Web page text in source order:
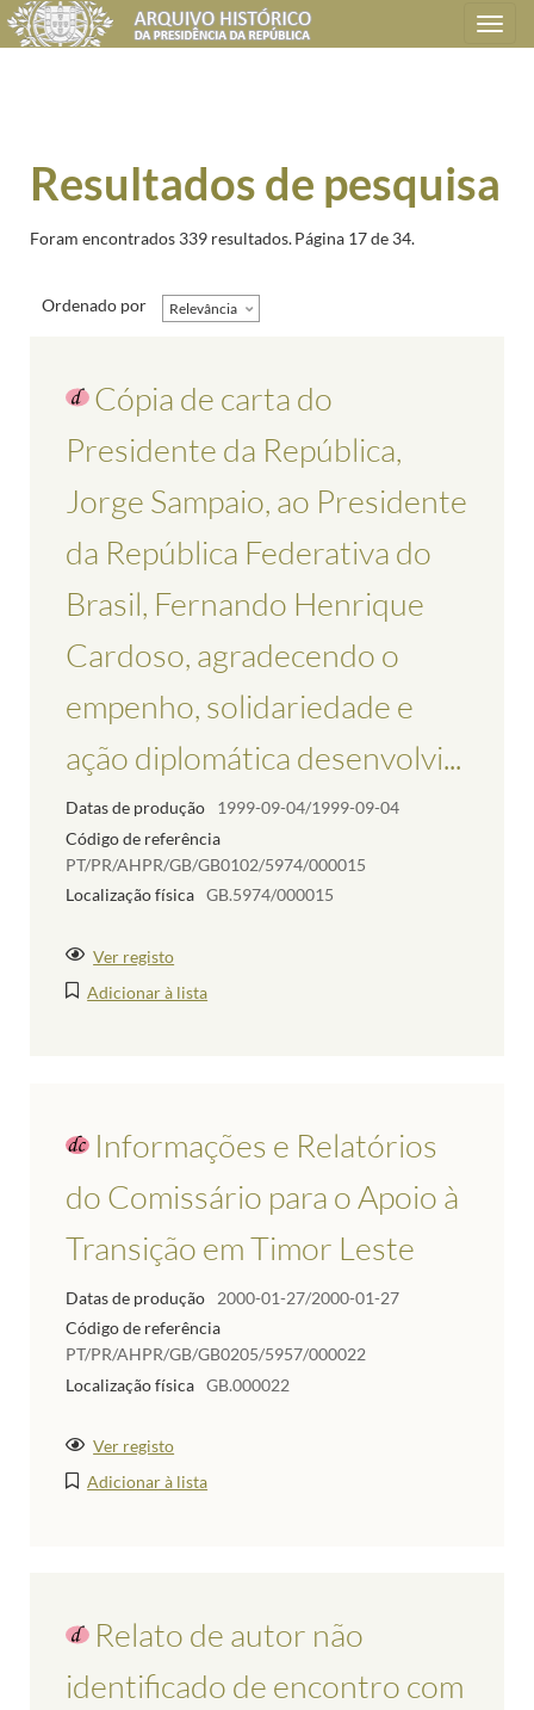
Toggle
navigation
Resultados de pesquisa
Foram encontrados 339 resultados.Página 17 de 34.
Ordenado por Relevância
Cópia de carta do
Presidente da República,
Jorge Sampaio, ao Presidente
da República Federativa do
Brasil, Fernando Henrique
Cardoso, agradecendo o
empenho, solidariedade e
ação diplomática desenvolvi...
Datas de produção
1999-09-04/1999-09-04
Código de referência
PT/PR/AHPR/GB/GB0102/5974/000015
Localização física GB.5974/000015
Ver registo
Adicionar à lista
Informações e Relatórios
do Comissário para o Apoio à
Transição em Timor Leste
Datas de produção
2000-01-27/2000-01-27
Código de referência
PT/PR/AHPR/GB/GB0205/5957/000022
Localização física GB.000022
Ver registo
Adicionar à lista
Relato de autor não
identificado de encontro com